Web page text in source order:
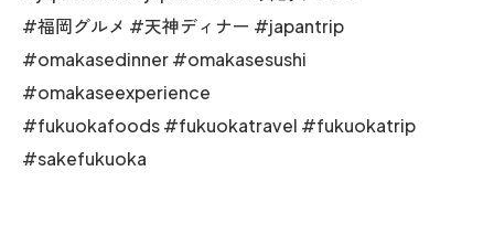
#福岡グルメ #天神ディナー #japantrip
#omakasedinner #omakasesushi
#omakaseexperience
#fukuokafoods #fukuokatravel #fukuokatrip
#sakefukuoka